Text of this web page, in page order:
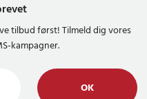
tilbud først! Tilmeld dig vores
kampagner.
OK